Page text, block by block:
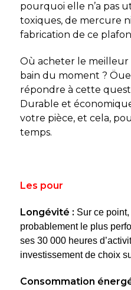
pourquoi elle n’a pas
toxiques, de mercure
fabrication de ce
Où acheter le meilleur
bain du moment ?
répondre à cette
Durable et
votre pièce, et cela,
temps.
Les pour
Longévité : Sur ce
probablement le plus
ses 30 000 heures
investissement de choix
Consommation